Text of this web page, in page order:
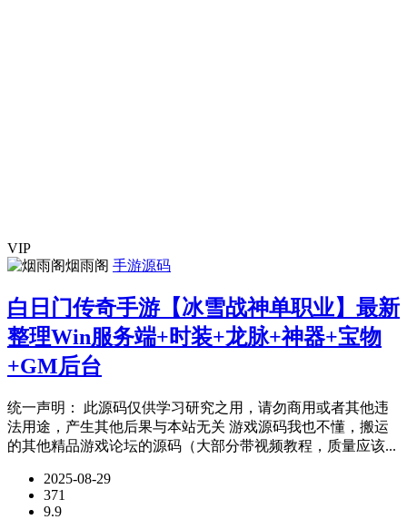
VIP
烟雨阁 手游源码
白日门传奇手游【冰雪战神单职业】最新
整理Win服务端+时装+龙脉+神器+宝物
+GM后台
统一声明： 此源码仅供学习研究之用，请勿商用或者其他违
法用途，产生其他后果与本站无关 游戏源码我也不懂，搬运
的其他精品游戏论坛的源码（大部分带视频教程，质量应该...
2025-08-29
371
9.9